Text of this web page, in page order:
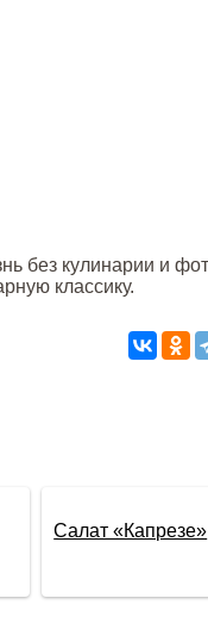
без кулинарии и
классику.
Салат «Капрезе»